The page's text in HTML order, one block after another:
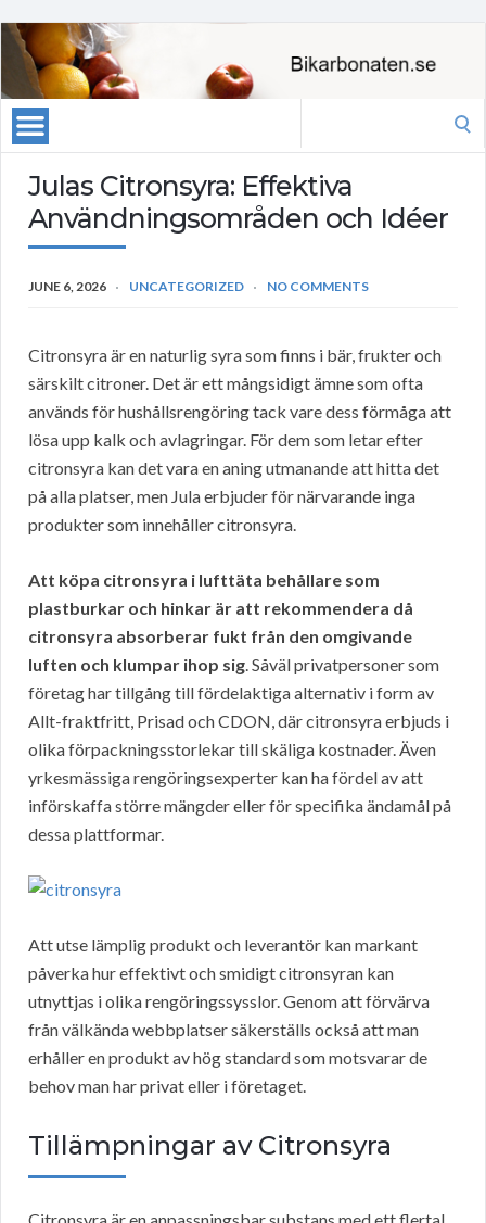
Julas Citronsyra: Effektiva
Användningsområden och Idéer
JUNE 6, 2026 UNCATEGORIZED NO COMMENTS
Citronsyra är en naturlig syra som finns i bär, frukter och
särskilt citroner. Det är ett mångsidigt ämne som ofta
används för hushållsrengöring tack vare dess förmåga att
lösa upp kalk och avlagringar. För dem som letar efter
citronsyra kan det vara en aning utmanande att hitta det
på alla platser, men Jula erbjuder för närvarande inga
produkter som innehåller citronsyra.
Att köpa citronsyra i lufttäta behållare som
plastburkar och hinkar är att rekommendera då
citronsyra absorberar fukt från den omgivande
luften och klumpar ihop sig. Såväl privatpersoner som
företag har tillgång till fördelaktiga alternativ i form av
Allt-fraktfritt, Prisad och CDON, där citronsyra erbjuds i
olika förpackningsstorlekar till skäliga kostnader. Även
yrkesmässiga rengöringsexperter kan ha fördel av att
införskaffa större mängder eller för specifika ändamål på
dessa plattformar.
Att utse lämplig produkt och leverantör kan markant
påverka hur effektivt och smidigt citronsyran kan
utnyttjas i olika rengöringssysslor. Genom att förvärva
från välkända webbplatser säkerställs också att man
erhåller en produkt av hög standard som motsvarar de
behov man har privat eller i företaget.
Tillämpningar av Citronsyra